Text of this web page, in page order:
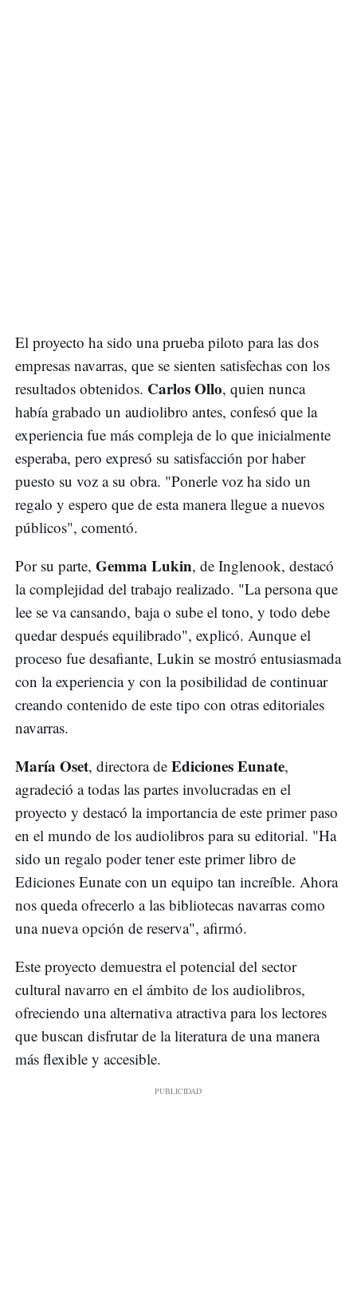
El proyecto ha sido una prueba piloto para las dos
empresas navarras, que se sienten satisfechas con los
resultados obtenidos. Carlos Ollo, quien nunca
había grabado un audiolibro antes, confesó que la
experiencia fue más compleja de lo que inicialmente
esperaba, pero expresó su satisfacción por haber
puesto su voz a su obra. "Ponerle voz ha sido un
regalo y espero que de esta manera llegue a nuevos
públicos", comentó.
Por su parte, Gemma Lukin, de Inglenook, destacó
la complejidad del trabajo realizado. "La persona que
lee se va cansando, baja o sube el tono, y todo debe
quedar después equilibrado", explicó. Aunque el
proceso fue desafiante, Lukin se mostró entusiasmada
con la experiencia y con la posibilidad de continuar
creando contenido de este tipo con otras editoriales
navarras.
María Oset, directora de Ediciones Eunate,
agradeció a todas las partes involucradas en el
proyecto y destacó la importancia de este primer paso
en el mundo de los audiolibros para su editorial. "Ha
sido un regalo poder tener este primer libro de
Ediciones Eunate con un equipo tan increíble. Ahora
nos queda ofrecerlo a las bibliotecas navarras como
una nueva opción de reserva", afirmó.
Este proyecto demuestra el potencial del sector
cultural navarro en el ámbito de los audiolibros,
ofreciendo una alternativa atractiva para los lectores
que buscan disfrutar de la literatura de una manera
más flexible y accesible.